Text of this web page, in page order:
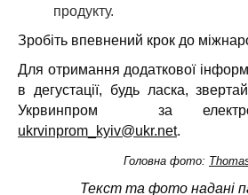
продукту.
Зробіть впевнений крок до
Для отримання додаткової
в дегустації, будь ласка,
Укрвинпром за
ukrvinprom_kyiv@ukr.net.
Головна фото:
Текст та фото надані